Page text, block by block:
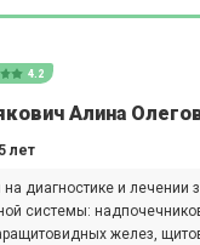
4.2
Алина
лет
диагностике и лечении
системы:
желез,